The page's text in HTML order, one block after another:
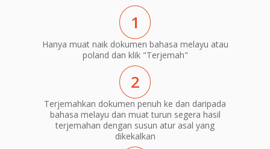
1
Hanya muat naik dokumen bahasa melayu atau
poland dan klik "Terjemah"
2
Terjemahkan dokumen penuh ke dan daripada
bahasa melayu dan muat turun segera hasil
terjemahan dengan susun atur asal yang
dikekalkan